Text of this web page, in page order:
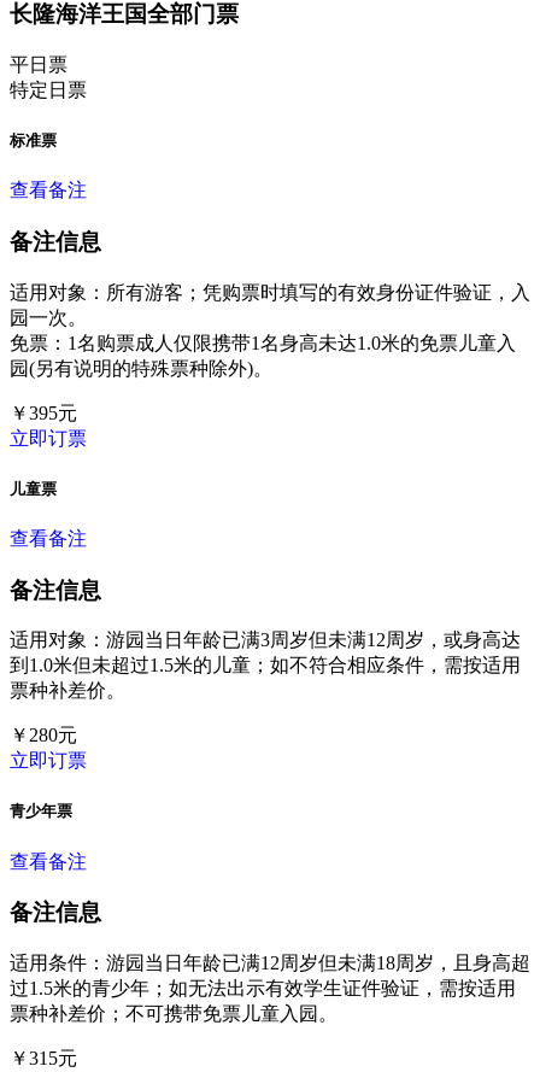
长隆海洋王国全部门票
平日票
特定日票
标准票
查看备注
备注信息
适用对象：所有游客；凭购票时填写的有效身份证件验证，入
园一次。
免票：1名购票成人仅限携带1名身高未达1.0米的免票儿童入
园(另有说明的特殊票种除外)。
￥395元
立即订票
儿童票
查看备注
备注信息
适用对象：游园当日年龄已满3周岁但未满12周岁，或身高达
到1.0米但未超过1.5米的儿童；如不符合相应条件，需按适用
票种补差价。
￥ 280元
立即订票
青少年票
查看备注
备注信息
适用条件：游园当日年龄已满12周岁但未满18周岁，且身高超
过1.5米的青少年；如无法出示有效学生证件验证，需按适用
票种补差价；不可携带免票儿童入园。
￥315元